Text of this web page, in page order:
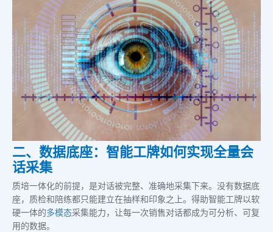
二、数据底座：智能工牌如何实现全量会
话采集
质培一体化的前提，是对话被完整、准确地采集下来。没有数据底
座，质检和陪练都只能建立在抽样和印象之上。得助智能工牌以软
硬一体的多模态采集能力，让每一次销售对话都成为可分析、可复
用的数据。